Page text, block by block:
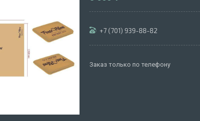
+7 (701) 939-88-82
Заказ только по телефону